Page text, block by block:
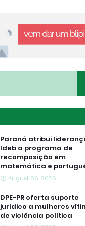
Paraná atribui
Ideb a programa de
recomposição em
matemática e
August 06, 2026
DPE-PR oferta suporte
jurídico a mulheres
de violência política